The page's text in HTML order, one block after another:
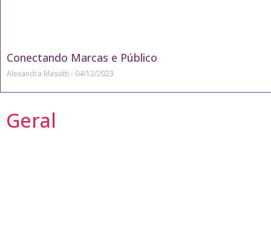
Conectando Marcas e Público
Alexandra Masotti 04/12/2023
Geral